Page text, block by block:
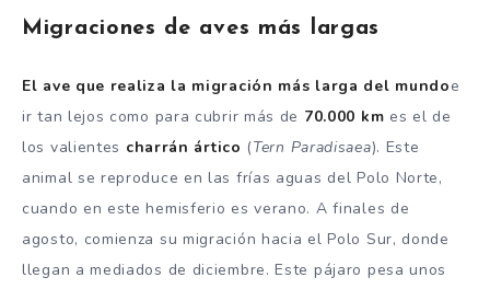
Migraciones de aves más largas
El ave que realiza la migración más larga del mundoe
ir tan lejos como para cubrir más de 70.000 km es el de
los valientes charrán ártico (Tern Paradisaea). Este
animal se reproduce en las frías aguas del Polo Norte,
cuando en este hemisferio es verano. A finales de
agosto, comienza su migración hacia el Polo Sur, donde
llegan a mediados de diciembre. Este pájaro pesa unos